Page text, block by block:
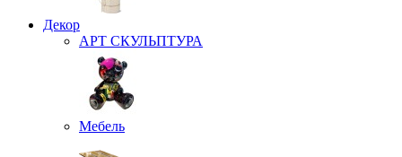
Декор
АРТ СКУЛЬПТУРА
Мебель